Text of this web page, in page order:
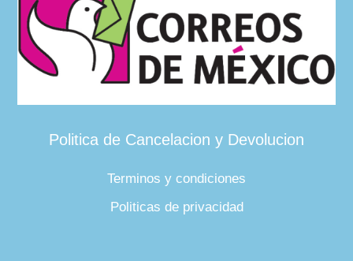
Politica de Cancelacion y Devolucion
Terminos y condiciones
Politicas de privacidad